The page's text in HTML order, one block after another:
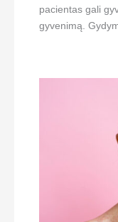
pacientas gali
gyvenimą.